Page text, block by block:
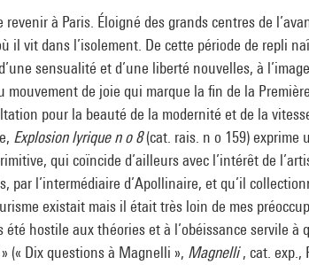
à Paris. Éloigné des grands centres de
il vit dans l’isolement. De cette période de repli
sensualité et d’une liberté nouvelles, à
de joie qui marque la fin de la
pour la beauté de la modernité et de la
Explosion lyrique n o 8(cat. rais. n o 159) exprime
qui coïncide d’ailleurs avec l’intérêt de
par l’intermédiaire d’Apollinaire, et qu’il
existait mais il était très loin de mes
hostile aux théories et à l’obéissance servile à
(« Dix questions à Magnelli », Magnelli, cat. exp.,